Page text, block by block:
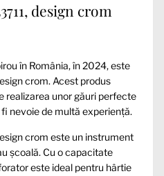
design crom
în România, în 2024, este
crom. Acest produs
realizarea unor găuri perfecte
nevoie de multă experiență.
crom este un instrument
școală. Cu o capacitate
este ideal pentru hârtie